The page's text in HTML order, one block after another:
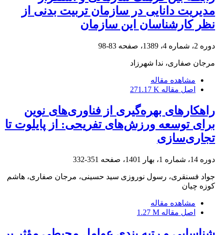
مدیریت دانایی در سازمان تربیت بدنی از
نظر کارشناسان این سازمان
دوره 2، شماره 4، 1389، صفحه 83-98
مرجان صفاری، ندا شهرزاد
مشاهده مقاله
اصل مقاله 271.17 K
راهکارهای بهره‌گیری از فناوری‌های نوین
برای توسعه ورزش‌های تفریحی: از پایلوت تا
تجاری‌سازی
دوره 14، شماره 1، بهار 1401، صفحه 351-332
جواد فسنقری، رسول نوروزی سید حسینی، مرجان صفاری، هاشم
کوزه چیان
مشاهده مقاله
اصل مقاله 1.27 M